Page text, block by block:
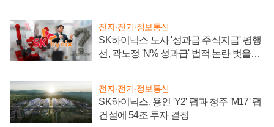
전자·전기·정보통신
SK하이닉스 노사 '성과급 주식지급' 평행
선, 곽노정 'N% 성과급' 법적 논란 벗을지
전자·전기·정보통신
SK하이닉스, 용인 'Y2' 팹과 청주 'M17' 팹
건설에 54조 투자 결정